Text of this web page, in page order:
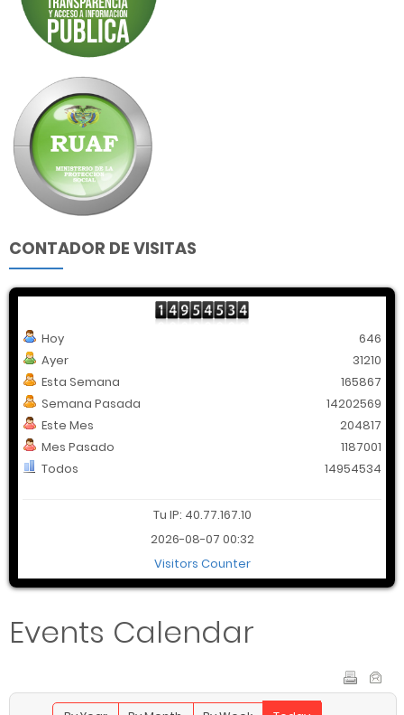
CONTADOR DE VISITAS
Hoy
Ayer
Esta Semana
Semana Pasada
Este Mes
Mes Pasado
Todos
646
31210
165867
14202569
204817
1187001
14954534
Tu IP: 40.77.167.10
2026-08-07 00:32
Visitors Counter
Events Calendar